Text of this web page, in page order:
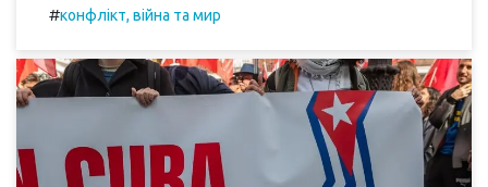
#конфлікт, війна та мир